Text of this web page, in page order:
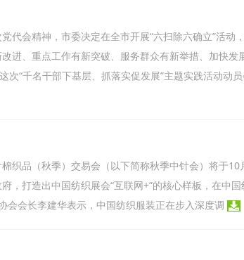
代会精神，市委决定在全市开展“六扫除六确立”活动
进、重点工作有新突破、服务群众有新举措、加快发
次“千名干部下基层、抓落实促发展”主题实践活动动
织品（秋季）交易会（以下简称秋季中针会）将于
，打造出中国纺织展会“互联网+”的核心样板，在中
会长李建华表示，中国纺织服装正在步入深度调